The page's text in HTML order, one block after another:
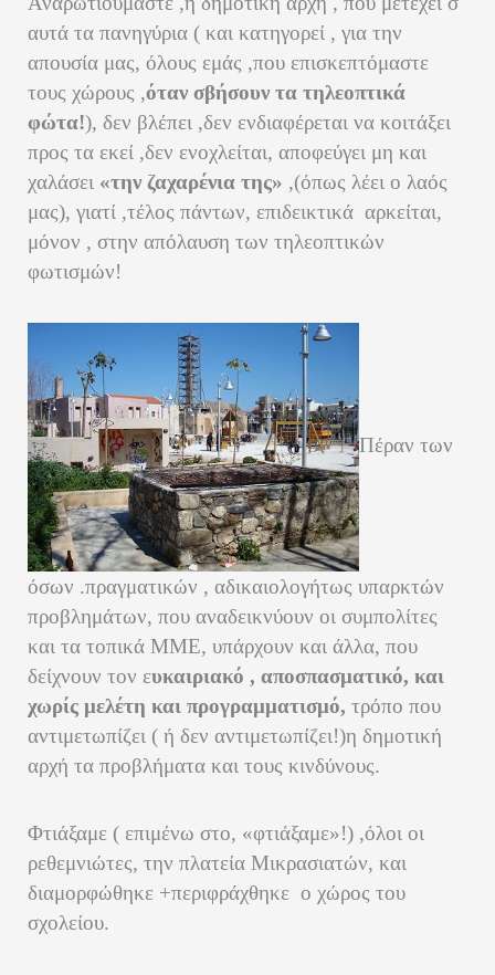
αυτά τα πανηγύρια ( και κατηγορεί , για την
απουσία μας, όλους εμάς ,που επισκεπτόμαστε
τους χώρους ,όταν σβήσουν τα τηλεοπτικά
φώτα!), δεν βλέπει ,δεν ενδιαφέρεται να κοιτάξει
προς τα εκεί ,δεν ενοχλείται, αποφεύγει μη και
χαλάσει «την ζαχαρένια της» ,(όπως λέει ο λαός
μας), γιατί ,τέλος πάντων, επιδεικτικά αρκείται,
μόνον , στην απόλαυση των τηλεοπτικών
φωτισμών!
Πέραν των
όσων .πραγματικών , αδικαιολογήτως υπαρκτών
προβλημάτων, που αναδεικνύουν οι συμπολίτες
και τα τοπικά ΜΜΕ, υπάρχουν και άλλα, που
δείχνουν τον ευκαιριακό , αποσπασματικό, και
χωρίς μελέτη και προγραμματισμό, τρόπο που
αντιμετωπίζει ( ή δεν αντιμετωπίζει!)η δημοτική
αρχή τα προβλήματα και τους κινδύνους.
Φτιάξαμε ( επιμένω στο, «φτιάξαμε»!) ,όλοι οι
ρεθεμνιώτες, την πλατεία Μικρασιατών, και
διαμορφώθηκε +περιφράχθηκε ο χώρος του
σχολείου.